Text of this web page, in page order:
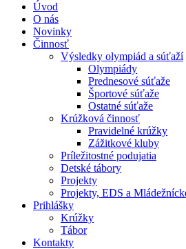
Úvod
O nás
Novinky
Činnosť
Výsledky olympiád a súťaží
Olympiády
Prednesové súťaže
Športové súťaže
Ostatné súťaže
Krúžková činnosť
Pravidelné krúžky
Zážitkové kluby
Príležitostné podujatia
Detské tábory
Projekty
Projekty, EDS a
Prihlášky
Krúžky
Tábor
Kontakty